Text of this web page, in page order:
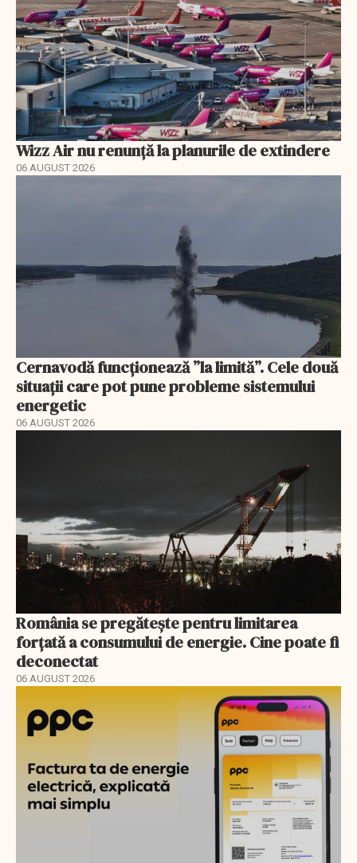
Wizz Air nu renunță la planurile de extindere
06 AUGUST 2026
Cernavodă funcționează ”la limită”. Cele două
situații care pot pune probleme sistemului
energetic
06 AUGUST 2026
România se pregătește pentru limitarea
forțată a consumului de energie. Cine poate fi
deconectat
06 AUGUST 2026